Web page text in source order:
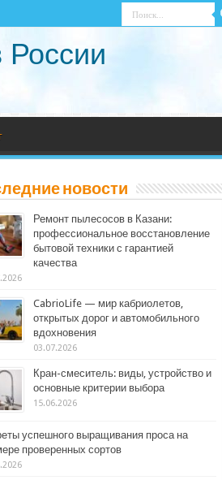
России
новости
Ремонт пылесосов в Казани:
профессиональное восстановление
бытовой техники с гарантией
качества
CabrioLife — мир кабриолетов,
открытых дорог и автомобильного
вдохновения
03.07.2026
Кран-смеситель: виды, устройство и
основные критерии выбора
15.06.2026
успешного выращивания проса на
проверенных сортов